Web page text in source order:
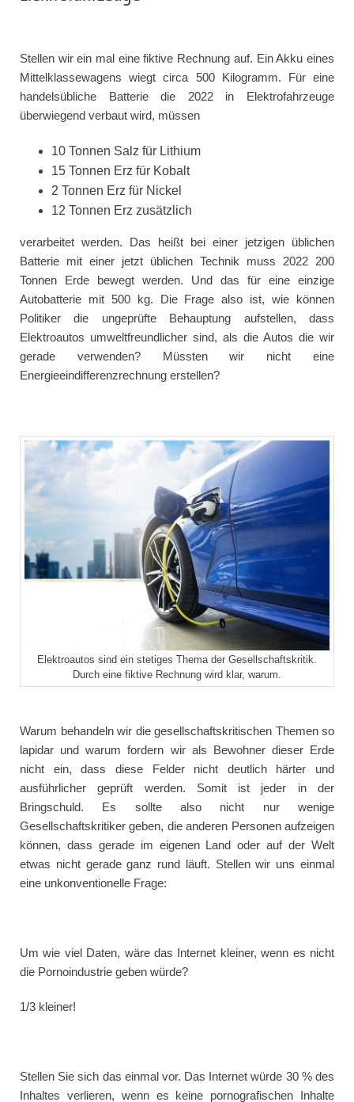
Stellen wir ein mal eine fiktive Rechnung auf. Ein Akku eines
Mittelklassewagens wiegt circa 500 Kilogramm. Für eine
handelsübliche Batterie die 2022 in Elektrofahrzeuge
überwiegend verbaut wird, müssen
10 Tonnen Salz für Lithium
15 Tonnen Erz für Kobalt
2 Tonnen Erz für Nickel
12 Tonnen Erz zusätzlich
verarbeitet werden. Das heißt bei einer jetzigen üblichen
Batterie mit einer jetzt üblichen Technik muss 2022 200
Tonnen Erde bewegt werden. Und das für eine einzige
Autobatterie mit 500 kg. Die Frage also ist, wie können
Politiker die ungeprüfte Behauptung aufstellen, dass
Elektroautos umweltfreundlicher sind, als die Autos die wir
gerade verwenden? Müssten wir nicht eine
Energieeindifferenzrechnung erstellen?
Elektroautos sind ein stetiges Thema der Gesellschaftskritik.
Durch eine fiktive Rechnung wird klar, warum.
Warum behandeln wir die gesellschaftskritischen Themen so
lapidar und warum fordern wir als Bewohner dieser Erde
nicht ein, dass diese Felder nicht deutlich härter und
ausführlicher geprüft werden. Somit ist jeder in der
Bringschuld. Es sollte also nicht nur wenige
Gesellschaftskritiker geben, die anderen Personen aufzeigen
können, dass gerade im eigenen Land oder auf der Welt
etwas nicht gerade ganz rund läuft. Stellen wir uns einmal
eine unkonventionelle Frage:
Um wie viel Daten, wäre das Internet kleiner, wenn es nicht
die Pornoindustrie geben würde?
1/3 kleiner!
Stellen Sie sich das einmal vor. Das Internet würde 30 % des
Inhaltes verlieren, wenn es keine pornografischen Inhalte